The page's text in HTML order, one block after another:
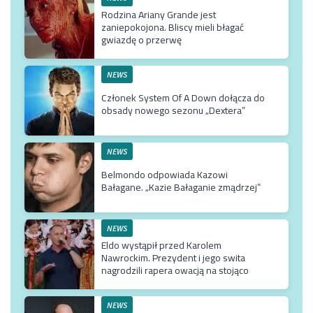
Rodzina Ariany Grande jest
zaniepokojona. Bliscy mieli błagać
gwiazdę o przerwę
NEWS
Członek System Of A Down dołącza do
obsady nowego sezonu „Dextera”
NEWS
Belmondo odpowiada Kazowi
Bałagane. „Kazie Bałaganie zmądrzej”
NEWS
Eldo wystąpił przed Karolem
Nawrockim. Prezydent i jego swita
nagrodzili rapera owacją na stojąco
NEWS